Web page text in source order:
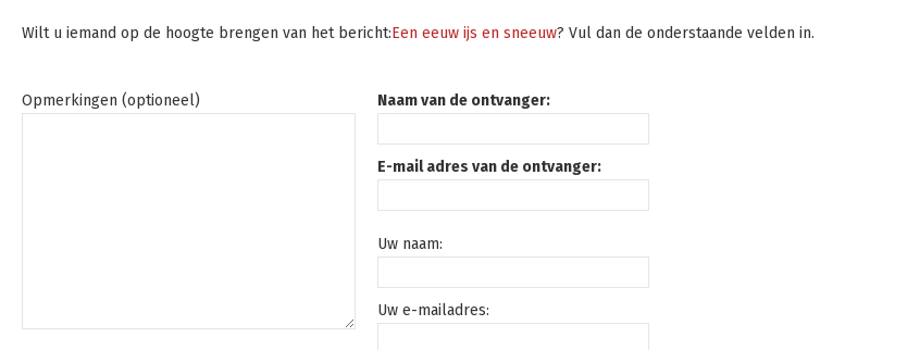
Wilt u iemand op de hoogte brengen van het bericht:Een eeuw ijs en sneeuw? Vul dan de onderstaande velden in.
Opmerkingen (optioneel) Naam van de ontvanger:
E-mail adres van de ontvanger:
Uw naam:
Uw e-mailadres: